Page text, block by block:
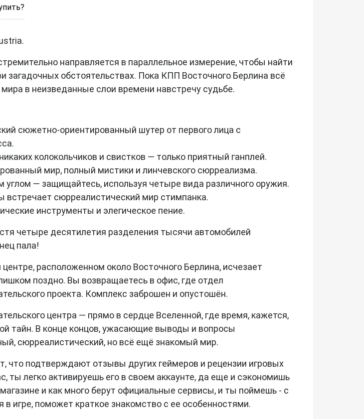
направляется в параллельное измерение, чтобы найти
загадочных обстоятельствах. Пока КПП Восточного Берлина всё
в неизведанные слои времени навстречу судьбе.
сюжетно-ориентированный шутер от первого лица с
колокольчиков и свистков — только приятный ганплей.
мир, полный мистики и линчевского сюрреализма.
— защищайтесь, используя четыре вида различного оружия.
встречает сюрреалистический мир стимпанка.
инструменты и элегическое пение.
четыре десятилетия разделения тысячи автомобилей
пала!
расположенном около Восточного Берлина, исчезает
поздно. Вы возвращаетесь в офис, где отдел
проекта. Комплекс заброшен и опустошён.
центра — прямо в сердце Вселенной, где время, кажется,
тайн. В конце концов, ужасающие выводы и вопросы
сюрреалистический, но всё ещё знакомый мир.
что подтверждают отзывы других геймеров и рецензии игровых
легко активируешь его в своем аккаунте, да еще и сэкономишь
и как много берут официальные сервисы, и ты поймешь - с
игре, поможет краткое знакомство с ее особенностями.